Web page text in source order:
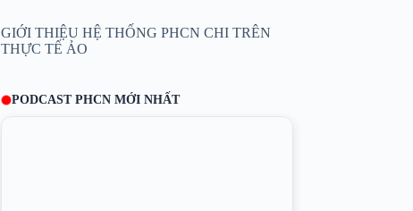
GIỚI THIỆU HỆ THỐNG PHCN CHI TRÊN
THỰC TẾ ẢO
PODCAST PHCN MỚI NHẤT